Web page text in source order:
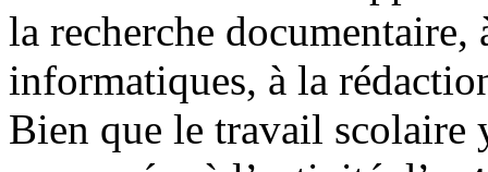
la recherche
informatiques, à la
Bien que le travail scolaire